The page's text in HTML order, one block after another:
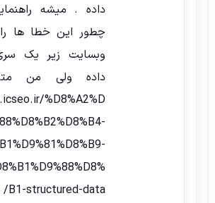
داده . میشه
چطور این خطا ها
وبسایت زیر یک
داده ولی من
%D8%A2%D
B1-structured-data/